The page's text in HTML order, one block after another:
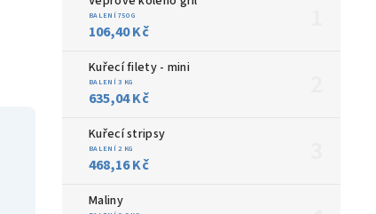
BALENÍ 750 G
106,40 Kč
Kuřecí filety - mini
BALENÍ 3 KG
635,04 Kč
Kuřecí stripsy
BALENÍ 2 KG
468,16 Kč
Maliny